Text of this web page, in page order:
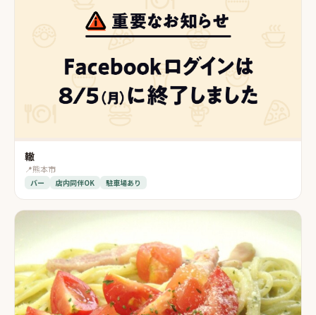
轍
📍熊本市
バー 店内同伴OK 駐車場あり